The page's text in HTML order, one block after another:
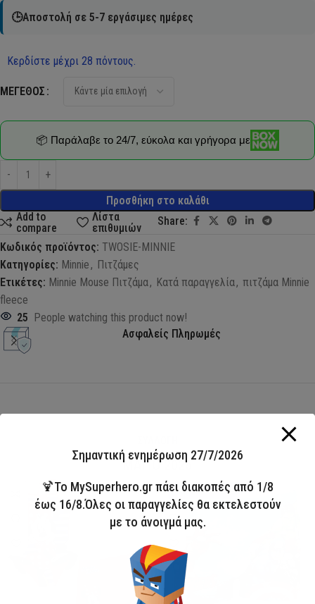
🕒Αποστολή σε 5-7 εργάσιμες ημέρες
Κερδίστε μέχρι 28 πόντους.
ΜΈΓΕΘΟΣ
Προσθήκη στο καλάθι
📦 Παράλαβε το 24/7, εύκολα και γρήγορα με
Add to
compare
Λίστα
επιθυμιών
Share:
Κωδικός προϊόντος: TWOSIE-MINNIE
Κατηγορίες: Minnie , Πιτζάμες
Ετικέτες: Minnie Mouse Πιτζάμα, Κατά παραγγελία, πιτζάμα Minnie
fleece
25 People watching this product now!
Ασφαλείς Πληρωμές
ΜΑΓΙΟ 2026
Άμεσα διαθέσιμο
HOT
Σημαντική ενημέρωση 27/7/2026
🍹Το MySuperhero.gr πάει διακοπές από 1/8
έως 16/8.Όλες οι παραγγελίες θα εκτελεστούν
με το άνοιγμά μας.